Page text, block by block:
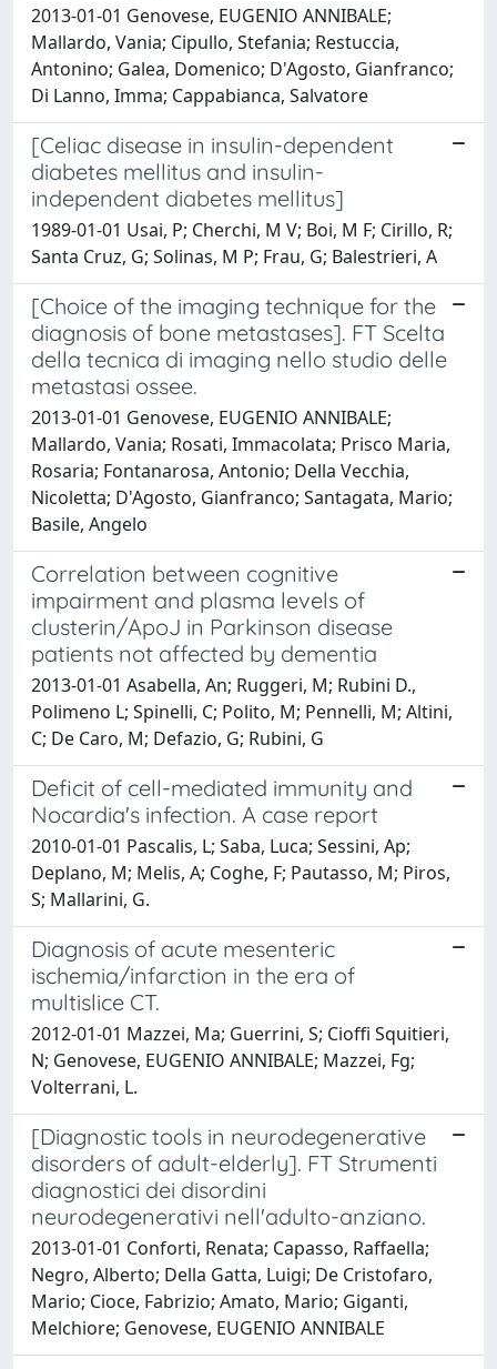
2013-01-01 Genovese, EUGENIO ANNIBALE;
Mallardo, Vania; Cipullo, Stefania; Restuccia,
Antonino; Galea, Domenico; D'Agosto, Gianfranco;
Di Lanno, Imma; Cappabianca, Salvatore
[Celiac disease in insulin-dependent
diabetes mellitus and insulin-
independent diabetes mellitus]
1989-01-01 Usai, P; Cherchi, M V; Boi, M F; Cirillo, R;
Santa Cruz, G; Solinas, M P; Frau, G; Balestrieri, A
[Choice of the imaging technique for the
diagnosis of bone metastases]. FT Scelta
della tecnica di imaging nello studio delle
metastasi ossee.
2013-01-01 Genovese, EUGENIO ANNIBALE;
Mallardo, Vania; Rosati, Immacolata; Prisco Maria,
Rosaria; Fontanarosa, Antonio; Della Vecchia,
Nicoletta; D'Agosto, Gianfranco; Santagata, Mario;
Basile, Angelo
Correlation between cognitive
impairment and plasma levels of
clusterin/ApoJ in Parkinson disease
patients not affected by dementia
2013-01-01 Asabella, An; Ruggeri, M; Rubini D.,
Polimeno L; Spinelli, C; Polito, M; Pennelli, M; Altini,
C; De Caro, M; Defazio, G; Rubini, G
Deficit of cell-mediated immunity and
Nocardia's infection. A case report
2010-01-01 Pascalis, L; Saba, Luca; Sessini, Ap;
Deplano, M; Melis, A; Coghe, F; Pautasso, M; Piros,
S; Mallarini, G.
Diagnosis of acute mesenteric
ischemia/infarction in the era of
multislice CT.
2012-01-01 Mazzei, Ma; Guerrini, S; Cioffi Squitieri,
N; Genovese, EUGENIO ANNIBALE; Mazzei, Fg;
Volterrani, L.
[Diagnostic tools in neurodegenerative
disorders of adult-elderly]. FT Strumenti
diagnostici dei disordini
neurodegenerativi nell'adulto-anziano.
2013-01-01 Conforti, Renata; Capasso, Raffaella;
Negro, Alberto; Della Gatta, Luigi; De Cristofaro,
Mario; Cioce, Fabrizio; Amato, Mario; Giganti,
Melchiore; Genovese, EUGENIO ANNIBALE